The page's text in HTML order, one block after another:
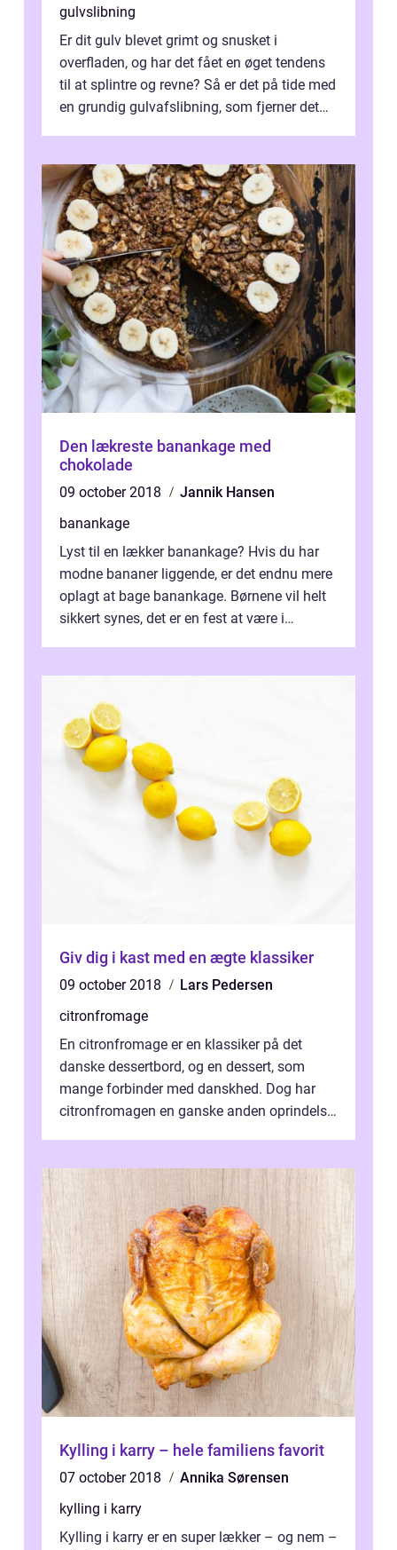
gulvslibning
Er dit gulv blevet grimt og snusket i
overfladen, og har det fået en øget tendens
til at splintre og revne? Så er det på tide med
en grundig gulvafslibning, som fjerner det
Den lækreste banankage med
chokolade
09 october 2018
Jannik Hansen
banankage
Lyst til en lækker banankage? Hvis du har
modne bananer liggende, er det endnu mere
oplagt at bage banankage. Børnene vil helt
sikkert synes, det er en fest at være i
Giv dig i kast med en ægte klassiker
09 october 2018
Lars Pedersen
citronfromage
En citronfromage er en klassiker på det
danske dessertbord, og en dessert, som
mange forbinder med danskhed. Dog har
citronfromagen en ganske anden oprindelse.
Kylling i karry – hele familiens favorit
07 october 2018
Annika Sørensen
kylling i karry
Kylling i karry er en super lækker – og nem –